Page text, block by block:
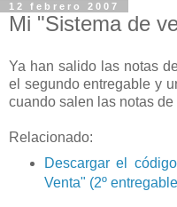
12 febrero 2007
Mi "Sistema de
Ya han salido las notas
el segundo entregable y
cuando salen las notas de
Relacionado:
Descargar el
Venta" (2º